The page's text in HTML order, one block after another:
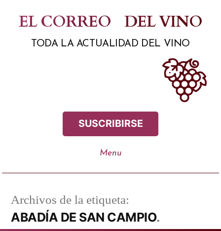
contenido
EL CORREO DEL VINO
TODA LA ACTUALIDAD DEL VINO
SUSCRIBIRSE
Archivos de la etiqueta:
ABADÍA DE SAN CAMPIO